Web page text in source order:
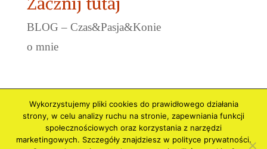
BLOG – Czas&Pasja&Konie
o mnie
Polityka prywatności i Cookies
Regulamin
Regulamin Newslettera
Wykorzystujemy pliki cookies do prawidłowego działania
strony, w celu analizy ruchu na stronie, zapewniania funkcji
społecznościowych oraz korzystania z narzędzi
marketingowych. Szczegóły znajdziesz w polityce prywatności.